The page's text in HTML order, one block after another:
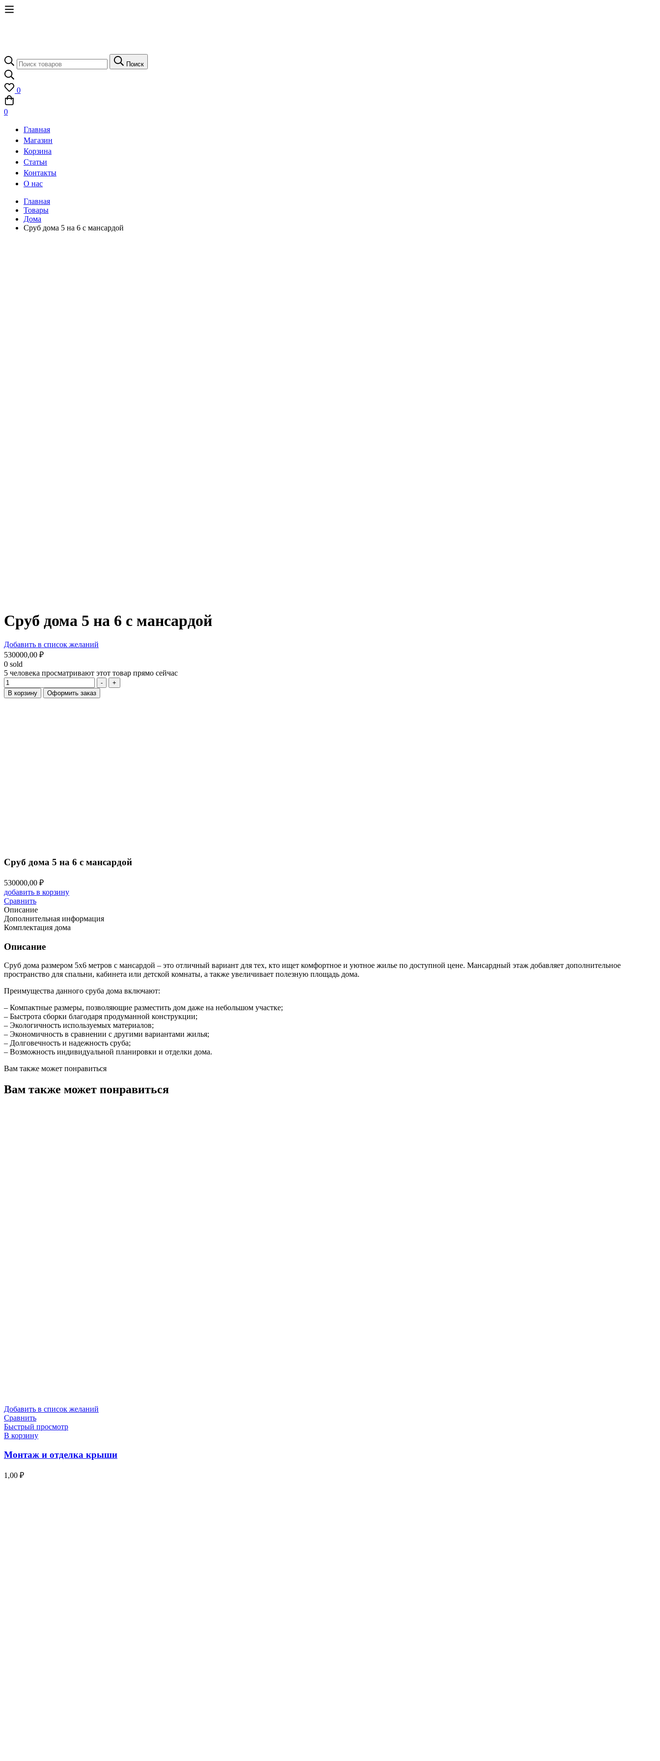
Поиск
по:
Поиск
0
0
Главная
Магазин
Корзина
Статьи
Контакты
О нас
Главная
Товары
Дома
Сруб дома 5 на 6 с мансардой
Сруб дома 5 на 6 с мансардой
Добавить в список желаний
530000,00 ₽
0 sold
5 человека просматривают этот товар прямо сейчас
Количество
-
+
В корзину
Оформить заказ
Сруб дома 5 на 6 с мансардой
530000,00 ₽
добавить в корзину
Сравнить
Описание
Дополнительная информация
Комплектация дома
Описание
Сруб дома размером 5х6 метров с мансардой – это отличный вариант для тех, кто ищет комфортное и уютное жилье по доступной цене. Мансардный этаж добавляет дополнительное
пространство для спальни, кабинета или детской комнаты, а также увеличивает полезную площадь дома.
Преимущества данного сруба дома включают:
– Компактные размеры, позволяющие разместить дом даже на небольшом участке;
– Быстрота сборки благодаря продуманной конструкции;
– Экологичность используемых материалов;
– Экономичность в сравнении с другими вариантами жилья;
– Долговечность и надежность сруба;
– Возможность индивидуальной планировки и отделки дома.
Вам также может понравиться
Вам также может понравиться
Добавить в список желаний
Сравнить
Быстрый просмотр
В корзину
Монтаж и отделка крыши
1,00 ₽